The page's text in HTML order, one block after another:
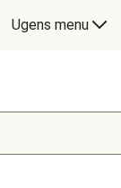
Ugens menu